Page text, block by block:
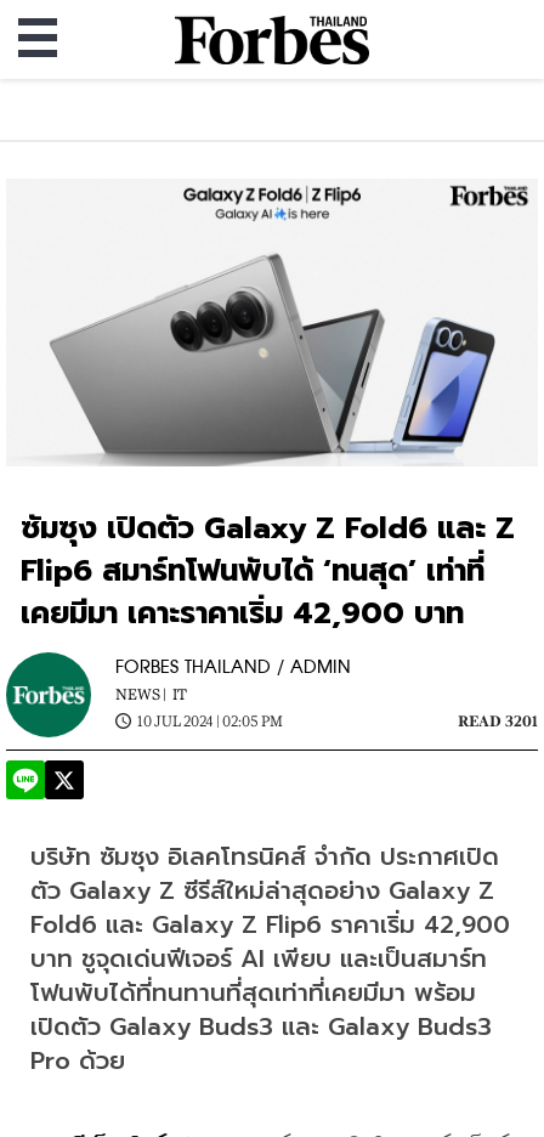
ซัมซุง เปิดตัว Galaxy Z Fold6 และ Z
Flip6 สมาร์ทโฟนพับได้ ‘ทนสุด’ เท่าที่
เคยมีมา เคาะราคาเริ่ม 42,900 บาท
FORBES THAILAND / ADMIN
NEWS | IT
10 JUL 2024 | 02:05 PM
READ 3201
บริษัท ซัมซุง อิเลคโทรนิคส์ จำกัด ประกาศเปิด
ตัว Galaxy Z ซีรีส์ใหม่ล่าสุดอย่าง Galaxy Z
Fold6 และ Galaxy Z Flip6 ราคาเริ่ม 42,900
บาท ชูจุดเด่นฟีเจอร์ AI เพียบ และเป็นสมาร์ท
โฟนพับได้ที่ทนทานที่สุดเท่าที่เคยมีมา พร้อม
เปิดตัว Galaxy Buds3 และ Galaxy Buds3
Pro ด้วย